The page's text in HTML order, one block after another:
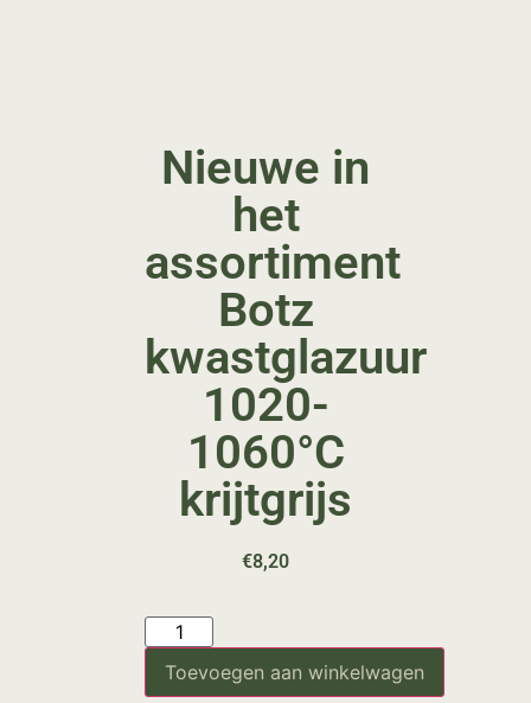
Nieuwe in
het
assortiment
Botz
kwastglazuur
1020-
1060°C
krijtgrijs
€8,20
Toevoegen aan winkelwagen